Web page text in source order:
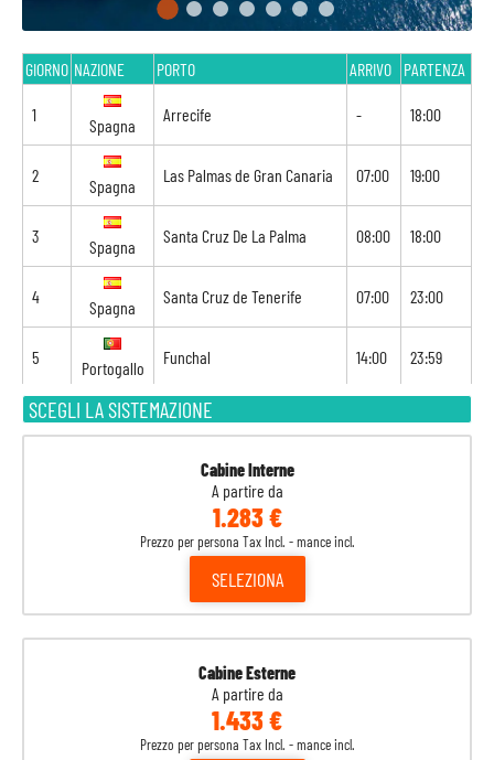
SCEGLI LA SISTEMAZIONE
Cabine Interne
A partire da
1.283 €
Prezzo per persona Tax Incl. - mance incl.
SELEZIONA
Cabine Esterne
A partire da
1.433 €
Prezzo per persona Tax Incl. - mance incl.
GIORNO NAZIONE PORTO ARRIVO PARTENZA
1
Spagna
Arrecife - 18:00
2
Spagna
Las Palmas de Gran Canaria 07:00 19:00
3
Spagna
Santa Cruz De La Palma 08:00 18:00
4
Spagna
Santa Cruz de Tenerife 07:00 23:00
5
Portogallo
Funchal 14:00 23:59
6
Portogallo
Funchal 00:01 18:00
Navigazione